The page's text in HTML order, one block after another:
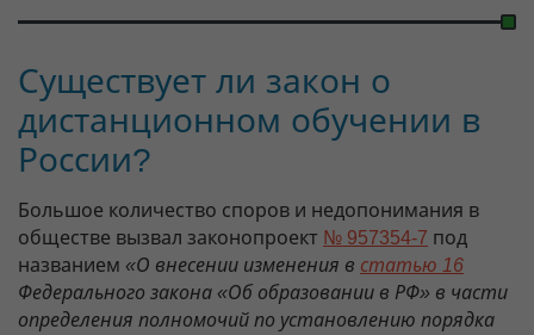
Существует ли закон о
дистанционном обучении в
России?
Большое количество споров и недопонимания в
обществе вызвал законопроект № 957354-7 под
названием «О внесении изменения в статью 16
Федерального закона «Об образовании в РФ» в части
определения полномочий по установлению порядка